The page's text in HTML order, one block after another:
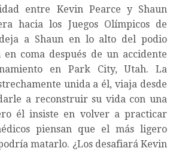
entre Kevin Pearce y Shaun
hacia los Juegos Olímpicos de
a Shaun en lo alto del podio
coma después de un accidente
en Park City, Utah. La
unida a él, viaja desde
a reconstruir su vida con una
él insiste en volver a practicar
piensan que el más ligero
matarlo. ¿Los desafiará Kevin